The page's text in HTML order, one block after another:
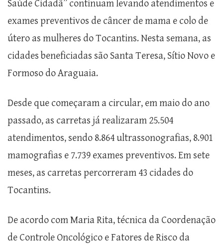
Saúde Cidadã” continuam levando atendimentos e
exames preventivos de câncer de mama e colo de
útero as mulheres do Tocantins. Nesta semana, as
cidades beneficiadas são Santa Teresa, Sítio Novo e
Formoso do Araguaia.
Desde que começaram a circular, em maio do ano
passado, as carretas já realizaram 25.504
atendimentos, sendo 8.864 ultrassonografias, 8.901
mamografias e 7.739 exames preventivos. Em sete
meses, as carretas percorreram 43 cidades do
Tocantins.
De acordo com Maria Rita, técnica da Coordenação
de Controle Oncológico e Fatores de Risco da